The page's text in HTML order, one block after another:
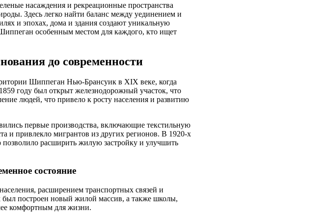
насаждения и рекреационные пространства
Здесь легко найти баланс между уединением и
и эпохах, дома и здания создают уникальную
особенным местом для каждого, кто ищет
до современности
Шиппеган Нью-Брансуик в XIX веке, когда
году был открыт железнодорожный участок, что
людей, что привело к росту населения и развитию
первые производства, включающие текстильную
и привлекло мигрантов из других регионов. В 1920-х
расширить жилую застройку и улучшить
состояние
расширением транспортных связей и
был построен новый жилой массив, а также школы,
комфортным для жизни.